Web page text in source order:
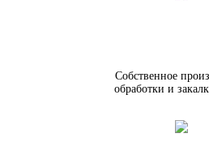
Собственное
обработки и